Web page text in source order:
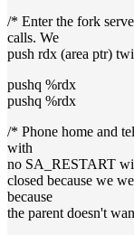
/* Enter the fork
calls. We
push rdx (area ptr)
pushq %rdx
pushq %rdx
/* Phone home and
with
no SA_RESTART
closed because we
because
the parent doesn't